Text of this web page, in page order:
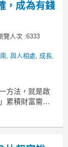
，成為有錢
覽人次 :6333
,與人相處, 成長,
方法，就是啟
累積財富需要
成。很多人不
計畫而不去花